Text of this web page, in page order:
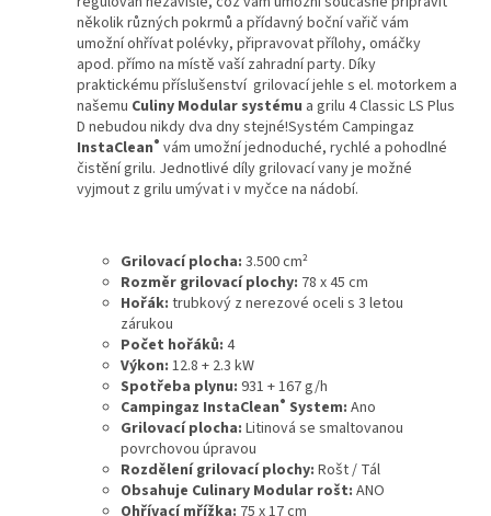
několik různých pokrmů a přídavný boční vařič vám
umožní ohřívat polévky, připravovat přílohy, omáčky
apod. přímo na místě vaší zahradní party. Díky
praktickému příslušenství grilovací jehle s el. motorkem a
našemu Culiny Modular systému a grilu 4 Classic LS Plus
D nebudou nikdy dva dny stejné!Systém Campingaz
InstaClean® vám umožní jednoduché, rychlé a pohodlné
čistění grilu. Jednotlivé díly grilovací vany je možné
vyjmout z grilu umývat i v myčce na nádobí.
Grilovací plocha: 3.500 cm²
Rozměr grilovací plochy: 78 x 45 cm
Hořák: trubkový z nerezové oceli s 3 letou
zárukou
Počet hořáků: 4
Výkon: 12.8 + 2.3 kW
Spotřeba plynu: 931 + 167 g/h
Campingaz InstaClean® System: Ano
Grilovací plocha: Litinová se smaltovanou
povrchovou úpravou
Rozdělení grilovací plochy: Rošt / Tál
Obsahuje Culinary Modular rošt: ANO